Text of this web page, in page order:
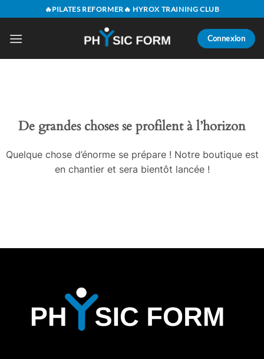
au
contenu
🔥PILATES REFORMER🔥 HYROX TRAINING CLUB
Connexion
De grandes choses se profilent à l’horizon
Quelque chose d’énorme se prépare ! Notre boutique est
en chantier et sera bientôt lancée !